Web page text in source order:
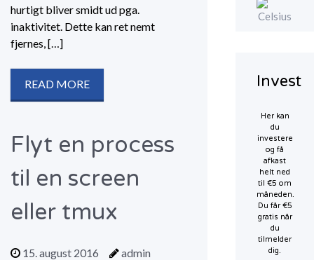
hurtigt bliver smidt ud pga.
inaktivitet. Dette kan ret nemt
fjernes, […]
READ MORE
Flyt en process
til en screen
eller tmux
15. august 2016
admin
Invest
Her kan
du
investere
og få
afkast
helt ned
til €5 om
måneden.
Du får €5
gratis når
du
tilmelder
dig.